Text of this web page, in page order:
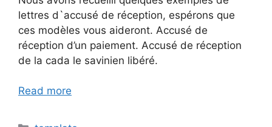
lettres d`accusé de réception, espérons que
ces modèles vous aideront. Accusé de
réception d’un paiement. Accusé de réception
de la cada le savinien libéré.
Read more